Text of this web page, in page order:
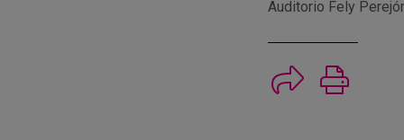
Auditorio Fely